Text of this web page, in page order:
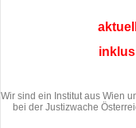
Wir sind ein Institut aus Wien
bei der Justizwache